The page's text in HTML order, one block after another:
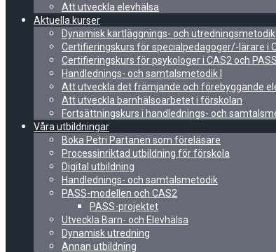
Att utveckla elevhälsa
Aktuella kurser
Dynamisk kartläggnings- och utredningsmetodik
Certifieringskurs för specialpedagoger/-lärare i
Certifieringskurs för psykologer i CAS2 och PASS
Handlednings- och samtalsmetodik I
Att utveckla det främjande och förebyggande
Att utveckla barnhälsoarbetet i förskolan
Fortsättningskurs i handlednings- och
Våra utbildningar
Boka Petri Partanen som föreläsare
Processinriktad utbildning för förskola
Digital utbildning
Handlednings- och samtalsmetodik
PASS-modellen och CAS2
PASS-projektet
Utveckla Barn- och Elevhälsa
Dynamisk utredning
Annan utbildning